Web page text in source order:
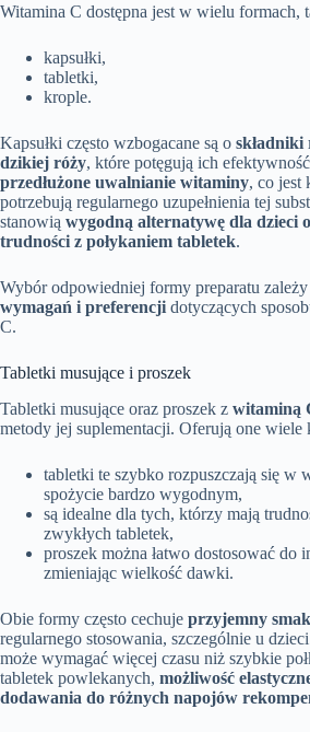
Witamina C dostępna jest w wielu formach,
kapsułki,
tabletki,
krople.
Kapsułki często wzbogacane są o składniki
dzikiej róży, które potęgują ich
przedłużone uwalnianie witaminy, co jest
potrzebują regularnego uzupełnienia tej
stanowią wygodną alternatywę dla dzieci
trudności z połykaniem tabletek.
Wybór odpowiedniej formy preparatu zależy
wymagań i preferencji dotyczących
C.
Tabletki musujące i proszek
Tabletki musujące oraz proszek z witaminą
metody jej suplementacji. Oferują one wiele
tabletki te szybko rozpuszczają się w
spożycie bardzo wygodnym,
są idealne dla tych, którzy mają
zwykłych tabletek,
proszek można łatwo dostosować do
zmieniając wielkość dawki.
Obie formy często cechuje przyjemny smak
regularnego stosowania, szczególnie u
może wymagać więcej czasu niż szybkie
tabletek powlekanych, możliwość
dodawania do różnych napojów